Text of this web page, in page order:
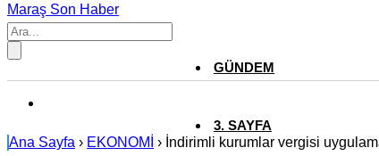
Maraş Son Haber
GÜNDEM
3. SAYFA
Ana Sayfa › EKONOMİ › İndirimli kurumlar vergisi